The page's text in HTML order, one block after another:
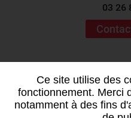
Ce site utilise des
fonctionnement. Merci
notamment à des fins
03 26